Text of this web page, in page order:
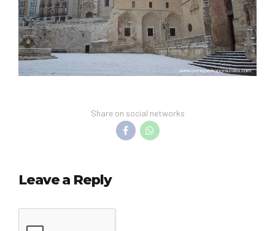
Share on social networks
Leave a Reply